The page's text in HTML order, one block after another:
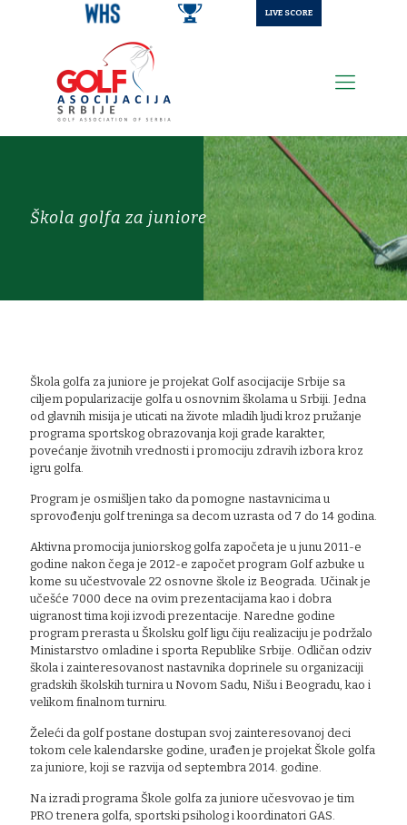
LIVE SCORE
Škola golfa za juniore
Škola golfa za juniore je projekat Golf asocijacije Srbije sa
ciljem popularizacije golfa u osnovnim školama u Srbiji. Jedna
od glavnih misija je uticati na živote mladih ljudi kroz pružanje
programa sportskog obrazovanja koji grade karakter,
povećanje životnih vrednosti i promociju zdravih izbora kroz
igru golfa.
Program je osmišljen tako da pomogne nastavnicima u
sprovođenju golf treninga sa decom uzrasta od 7 do 14 godina.
Aktivna promocija juniorskog golfa započeta je u junu 2011-e
godine nakon čega je 2012-e započet program Golf azbuke u
kome su učestvovale 22 osnovne škole iz Beograda. Učinak je
učešće 7000 dece na ovim prezentacijama kao i dobra
uigranost tima koji izvodi prezentacije. Naredne godine
program prerasta u Školsku golf ligu čiju realizaciju je podržalo
Ministarstvo omladine i sporta Republike Srbije. Odličan odziv
škola i zainteresovanost nastavnika doprinele su organizaciji
gradskih školskih turnira u Novom Sadu, Nišu i Beogradu, kao i
velikom finalnom turniru.
Želeći da golf postane dostupan svoj zainteresovanoj deci
tokom cele kalendarske godine, urađen je projekat Škole golfa
za juniore, koji se razvija od septembra 2014. godine.
Na izradi programa Škole golfa za juniore učesvovao je tim
PRO trenera golfa, sportski psiholog i koordinatori GAS.